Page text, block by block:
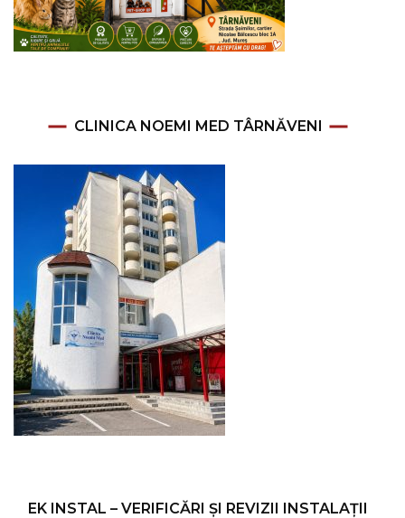
CLINICA NOEMI MED TÂRNĂVENI
EK INSTAL – VERIFICĂRI ȘI REVIZII INSTALAȚII